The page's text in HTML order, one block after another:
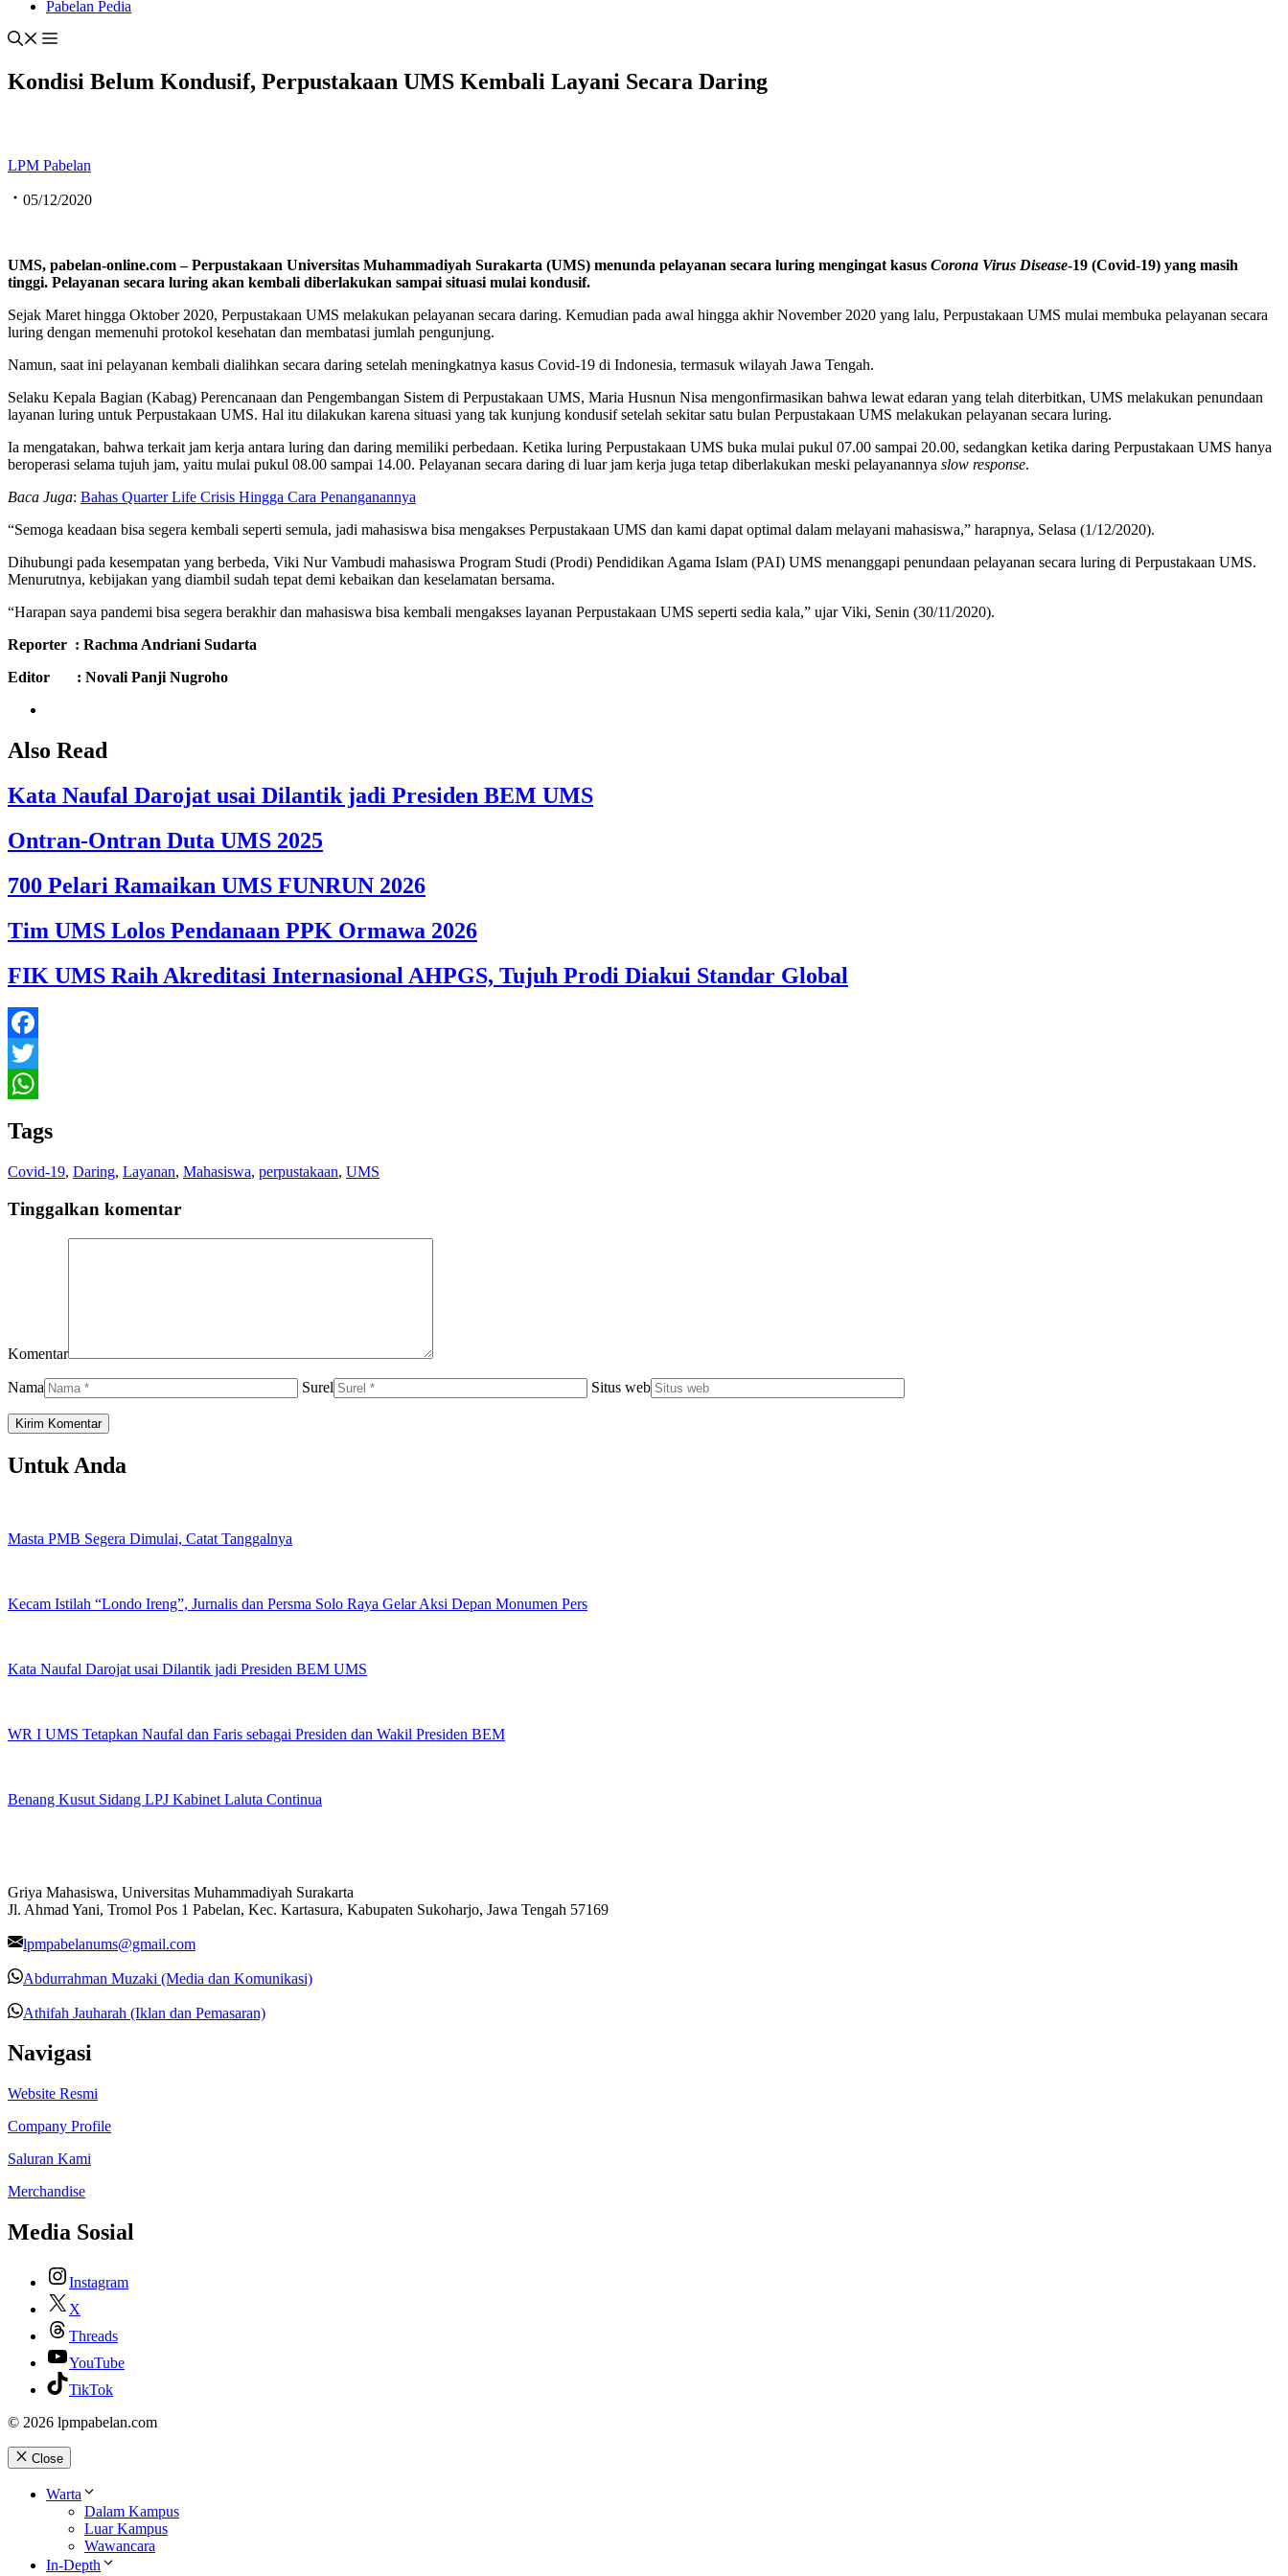
Pabelan Pedia
Kondisi Belum Kondusif, Perpustakaan UMS Kembali Layani Secara Daring
LPM Pabelan
05/12/2020
UMS, pabelan-online.com – Perpustakaan Universitas Muhammadiyah Surakarta (UMS) menunda pelayanan secara luring mengingat kasus Corona Virus Disease-19 (Covid-19) yang masih
tinggi. Pelayanan secara luring akan kembali diberlakukan sampai situasi mulai kondusif.
Sejak Maret hingga Oktober 2020, Perpustakaan UMS melakukan pelayanan secara daring. Kemudian pada awal hingga akhir November 2020 yang lalu, Perpustakaan UMS mulai membuka pelayanan secara
luring dengan memenuhi protokol kesehatan dan membatasi jumlah pengunjung.
Namun, saat ini pelayanan kembali dialihkan secara daring setelah meningkatnya kasus Covid-19 di Indonesia, termasuk wilayah Jawa Tengah.
Selaku Kepala Bagian (Kabag) Perencanaan dan Pengembangan Sistem di Perpustakaan UMS, Maria Husnun Nisa mengonfirmasikan bahwa lewat edaran yang telah diterbitkan, UMS melakukan penundaan
layanan luring untuk Perpustakaan UMS. Hal itu dilakukan karena situasi yang tak kunjung kondusif setelah sekitar satu bulan Perpustakaan UMS melakukan pelayanan secara luring.
Ia mengatakan, bahwa terkait jam kerja antara luring dan daring memiliki perbedaan. Ketika luring Perpustakaan UMS buka mulai pukul 07.00 sampai 20.00, sedangkan ketika daring Perpustakaan UMS hanya
beroperasi selama tujuh jam, yaitu mulai pukul 08.00 sampai 14.00. Pelayanan secara daring di luar jam kerja juga tetap diberlakukan meski pelayanannya slow response.
Baca Juga: Bahas Quarter Life Crisis Hingga Cara Penanganannya
“Semoga keadaan bisa segera kembali seperti semula, jadi mahasiswa bisa mengakses Perpustakaan UMS dan kami dapat optimal dalam melayani mahasiswa,” harapnya, Selasa (1/12/2020).
Dihubungi pada kesempatan yang berbeda, Viki Nur Vambudi mahasiswa Program Studi (Prodi) Pendidikan Agama Islam (PAI) UMS menanggapi penundaan pelayanan secara luring di Perpustakaan UMS.
Menurutnya, kebijakan yang diambil sudah tepat demi kebaikan dan keselamatan bersama.
“Harapan saya pandemi bisa segera berakhir dan mahasiswa bisa kembali mengakses layanan Perpustakaan UMS seperti sedia kala,” ujar Viki, Senin (30/11/2020).
Reporter : Rachma Andriani Sudarta
Editor : Novali Panji Nugroho
Also Read
Kata Naufal Darojat usai Dilantik jadi Presiden BEM UMS
Ontran-Ontran Duta UMS 2025
700 Pelari Ramaikan UMS FUNRUN 2026
Tim UMS Lolos Pendanaan PPK Ormawa 2026
FIK UMS Raih Akreditasi Internasional AHPGS, Tujuh Prodi Diakui Standar Global
Facebook
Twitter
Tags
Covid-19, Daring, Layanan, Mahasiswa, perpustakaan, UMS
Tinggalkan komentar
Komentar
Nama Surel Situs web
Untuk Anda
Masta PMB Segera Dimulai, Catat Tanggalnya
Kecam Istilah “Londo Ireng”, Jurnalis dan Persma Solo Raya Gelar Aksi Depan Monumen Pers
Kata Naufal Darojat usai Dilantik jadi Presiden BEM UMS
WR I UMS Tetapkan Naufal dan Faris sebagai Presiden dan Wakil Presiden BEM
Benang Kusut Sidang LPJ Kabinet Laluta Continua
Griya Mahasiswa, Universitas Muhammadiyah Surakarta
Jl. Ahmad Yani, Tromol Pos 1 Pabelan, Kec. Kartasura, Kabupaten Sukoharjo, Jawa Tengah 57169
lpmpabelanums@gmail.com
Abdurrahman Muzaki (Media dan Komunikasi)
Athifah Jauharah (Iklan dan Pemasaran)
Navigasi
Website Resmi
Company Profile
Saluran Kami
Merchandise
Media Sosial
Instagram
X
Threads
YouTube
TikTok
© 2026 lpmpabelan.com
Close
Warta
Dalam Kampus
Luar Kampus
Wawancara
In-Depth